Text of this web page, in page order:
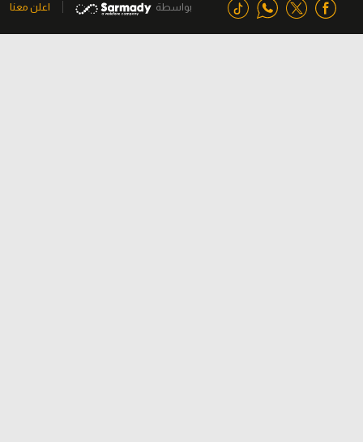
بواسطة اعلن معنا